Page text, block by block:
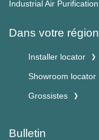
Industrial Air Purification
Dans votre région
Installer locator
Showroom locator
Grossistes
Bulletin